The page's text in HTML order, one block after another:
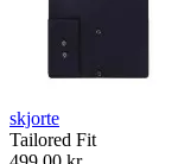
skjorte
Tailored Fit